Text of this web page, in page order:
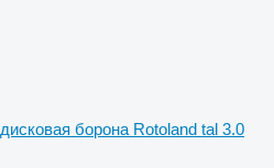
дисковая борона Rotoland tal 3.0